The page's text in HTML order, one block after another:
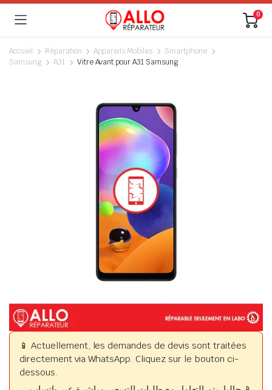
0
Accueil Réparation Appareils Mobiles
Smartphone
Samsung
A31 Vitre Avant pour A31 Samsung
📱 Actuellement, les demandes de devis sont traitées
directement via WhatsApp. Cliquez sur le bouton ci-
dessous.